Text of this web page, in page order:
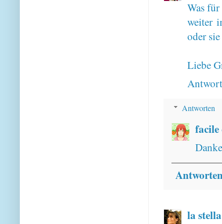
Was
weiter
oder
Liebe
Antworten
facile
la